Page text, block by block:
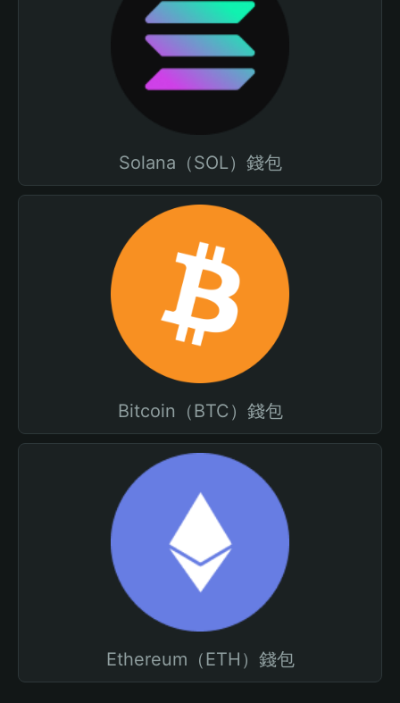
Solana（SOL）錢包
Bitcoin（BTC）錢包
Ethereum（ETH）錢包